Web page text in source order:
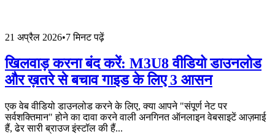
21 अप्रैल 2026•7 मिनट पढ़ें
खिलवाड़ करना बंद करें: M3U8 वीडियो डाउनलोड
और ख़तरे से बचाव गाइड के लिए 3 आसन
एक वेब वीडियो डाउनलोड करने के लिए, क्या आपने "संपूर्ण नेट पर
सर्वशक्तिमान" होने का दावा करने वाली अनगिनत ऑनलाइन वेबसाइटें आज़माई
हैं, ढेर सारी ब्राउज इंस्टॉल की हैं...